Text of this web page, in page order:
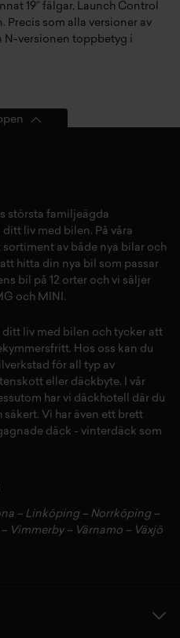
19” fälgar, Launch Control
Precis som alla versioner av
N-versionen toppbetyg i
största familjeägda
liv med bilen. På våra
av både nya bilar och
hitta din nya bil som passar
bil på 12 orter och vi säljer
och MINI.
liv med bilen och tycker att
Hos oss kan du
för all typ av
eller däckbyte. I vår
har vi däckhotell där du
säkert. Vi har även ett brett
däck - vinterdäck som
– Linköping– Norrköping–
– Vimmerby– Värnamo – Växjö